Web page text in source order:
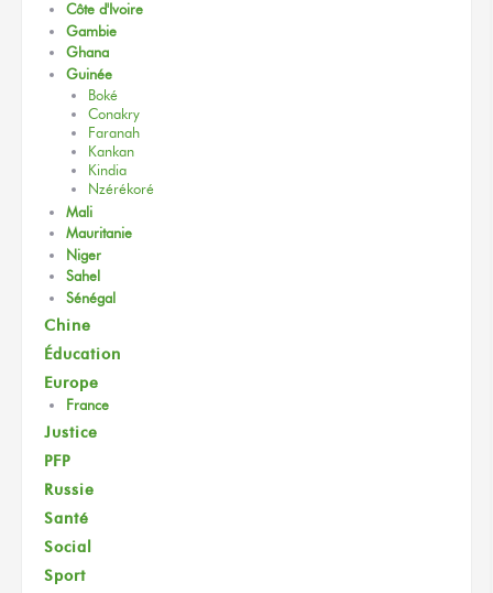
Côte d'Ivoire
Gambie
Ghana
Guinée
Boké
Conakry
Faranah
Kankan
Kindia
Nzérékoré
Mali
Mauritanie
Niger
Sahel
Sénégal
Chine
Éducation
Europe
France
Justice
PFP
Russie
Santé
Social
Sport